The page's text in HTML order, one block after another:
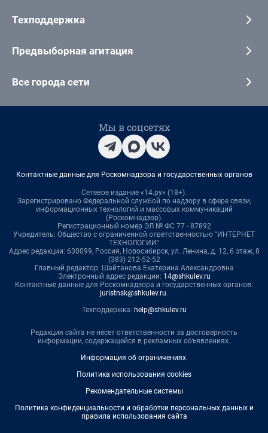
Техподдержка
Предвыборная агитация
Все города сети
Мы в соцсетях
Контактные данные для Роскомнадзора и государственных органов
Сетевое издание «14.ру» (18+).
Зарегистрировано Федеральной службой по надзору в сфере связи,
информационных технологий и массовых коммуникаций
(Роскомнадзор).
Регистрационный номер ЭЛ № ФС 77 - 87892
Учредитель: Общество с ограниченной ответственностью "ИНТЕРНЕТ
ТЕХНОЛОГИИ"
Адрес редакции: 630099, Россия, Новосибирск, ул. Ленина, д. 12, 6 этаж, 8
(383) 212-52-52
Главный редактор: Шайтанова Екатерина Александровна
Электронный адрес редакции: 14@shkulev.ru
Контактные данные для Роскомнадзора и государственных органов:
juristnsk@shkulev.ru.
Техподдержка: help@shkulev.ru
Редакция сайта не несет ответственности за достоверность
информации, содержащейся в рекламных объявлениях.
Информация об ограничениях.
Политика использования cookies
Рекомендательные системы
Политика конфиденциальности и обработки персональных данных и
правила использования сайта